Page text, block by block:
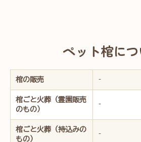
ペット棺に
棺の販売 –
棺ごと火葬（霊園販売
のもの）
–
棺ごと火葬（持込みの
もの）
–